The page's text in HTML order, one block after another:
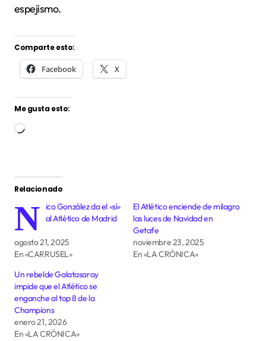
espejismo.
Comparte esto:
Facebook X
Me gusta esto:
Cargando...
Relacionado
N ico González da el «sí»
al Atlético de Madrid
agosto 21, 2025
En «CARRUSEL»
El Atlético enciende de milagro
las luces de Navidad en
Getafe
noviembre 23, 2025
En «LA CRÓNICA»
Un rebelde Galatasaray
impide que el Atlético se
enganche al top 8 de la
Champions
enero 21, 2026
En «LA CRÓNICA»